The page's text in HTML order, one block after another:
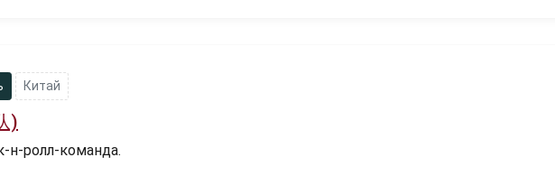
Китай
)
н-ролл-команда.